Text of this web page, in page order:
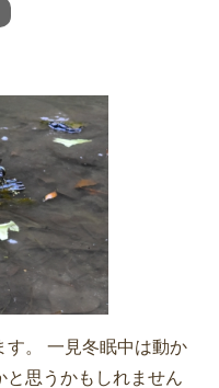
す。 一見冬眠中は動か
と思うかもしれません